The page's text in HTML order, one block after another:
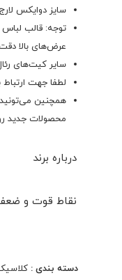
سایز دوایکس لارج : عرض ۵۷
توجه: قالب
عرض‌های بالا
سایر کیت‌های
لطفا جهت ارتباط
همچنین
محصولات جدید
درباره برند
نقاط قوت و
دسته بندی :